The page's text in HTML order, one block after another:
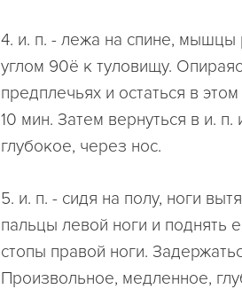
4. и. п. - лежа на спине, мышцы
углом 90ё к туловищу.
предплечьях и остаться в
10 мин. Затем вернуться в и.
глубокое, через нос.
5. и. п. - сидя на полу, ноги
пальцы левой ноги и поднять
стопы правой ноги.
Произвольное, медленное,